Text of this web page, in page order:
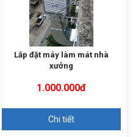
Lắp đặt máy làm mát nhà
xưởng
1.000.000đ
Chi tiết